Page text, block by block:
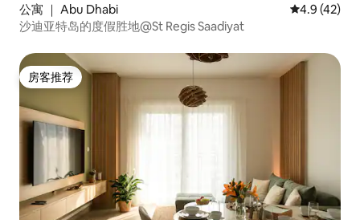
公寓 ｜ Abu Dhabi 平均评分
4.9 (42)
沙迪亚特岛的度假胜地@St Regis Saadiyat
房客推荐
房客推荐